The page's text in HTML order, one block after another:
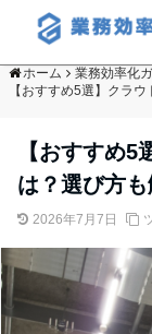
ホーム 業務効率化
【おすすめ5選】クラ
【おすすめ
は？選び方
2026年7月7日